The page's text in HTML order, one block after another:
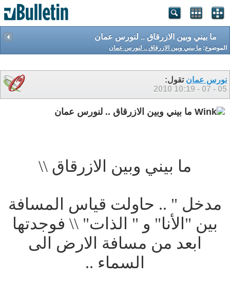
ما بيني وبين الازرقاق .. لنورس عمان
الموضوع: ما بيني وبين الازرقاق .. لنورس عمان
نورس عمان تقول:
05 - 07 - 2010
10:19
ما بيني وبين الازرقاق .. لنورس عمان
ما بيني وبين الازرقاق \\
مدخل " .. حاولت قياس المسافة
بين "الأنا" و " الذات" \\ فوجدتها
ابعد من مسافة الارض الى
السماء ..